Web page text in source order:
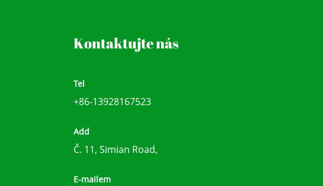
Kontaktujte nás
Tel
+86-13928167523
Add
Č. 11, Simian Road,
E-mailem